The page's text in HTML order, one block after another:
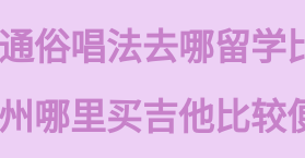
俗唱法去哪留学
哪里买吉他比较